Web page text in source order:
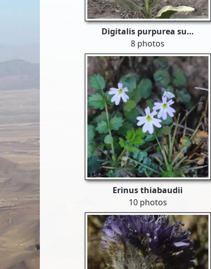
Digitalis purpurea su…
8 photos
Erinus thiabaudii
10 photos